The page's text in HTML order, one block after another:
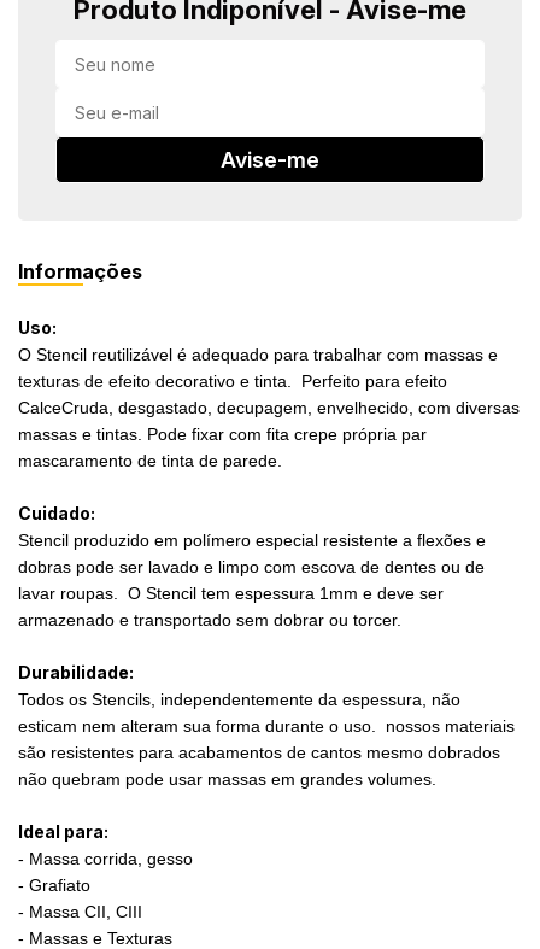
a categoria
Produto Indiponível - Avise-me
Avise-me
Informações
Uso:
O Stencil reutilizável é adequado para trabalhar com massas e
texturas de efeito decorativo e tinta. Perfeito para efeito
CalceCruda, desgastado, decupagem, envelhecido, com diversas
massas e tintas. Pode fixar com fita crepe própria par
mascaramento de tinta de parede.
Cuidado:
Stencil produzido em polímero especial resistente a flexões e
dobras pode ser lavado e limpo com escova de dentes ou de
lavar roupas. O Stencil tem espessura 1mm e deve ser
armazenado e transportado sem dobrar ou torcer.
Durabilidade:
Todos os Stencils, independentemente da espessura, não
esticam nem alteram sua forma durante o uso. nossos materiais
são resistentes para acabamentos de cantos mesmo dobrados
não quebram pode usar massas em grandes volumes.
Ideal para:
- Massa corrida, gesso
- Grafiato
- Massa CII, CIII
- Massas e Texturas